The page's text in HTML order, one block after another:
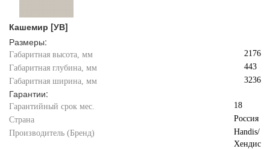
Кашемир [УВ]
Размеры:
Габаритная высота, мм
2176
Габаритная глубина, мм
443
Габаритная ширина, мм
3236
Гарантии:
Гарантийный срок мес.
18
Страна
Россия
Производитель (Бренд)
Handis/
Хендис